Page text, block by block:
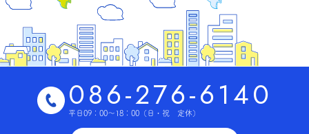
086-276-6140
平日09：00～18：00（日・祝 定休）